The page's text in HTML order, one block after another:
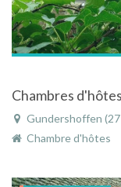
Gundershoffen (27
Chambre d'hôtes